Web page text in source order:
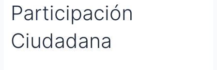
Participación
Ciudadana